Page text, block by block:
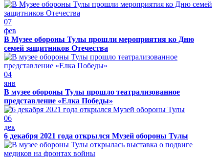
07
фев
В Музее обороны Тулы прошли мероприятия ко Дню
семей защитников Отечества
04
янв
В музее обороны Тулы прошло театрализованное
представление «Елка Победы»
06
дек
6 декабря 2021 года открылся Музей обороны Тулы